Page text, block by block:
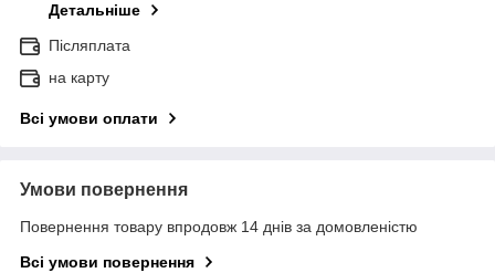
Детальніше
Післяплата
на карту
Всі умови оплати
Умови повернення
Повернення товару впродовж 14 днів за домовленістю
Всі умови повернення